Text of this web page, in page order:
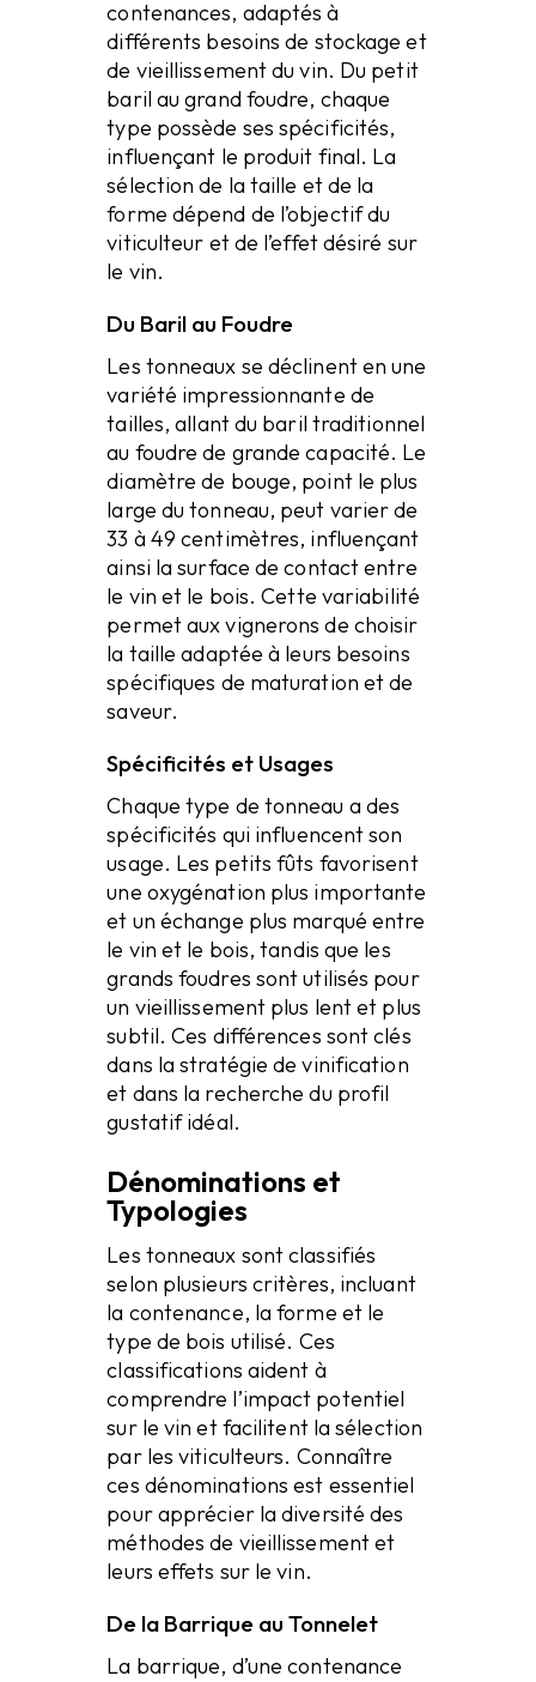
contenances, adaptés à
différents besoins de stockage et
de vieillissement du vin. Du petit
baril au grand foudre, chaque
type possède ses spécificités,
influençant le produit final. La
sélection de la taille et de la
forme dépend de l’objectif du
viticulteur et de l’effet désiré sur
le vin.
Du Baril au Foudre
Les tonneaux se déclinent en une
variété impressionnante de
tailles, allant du baril traditionnel
au foudre de grande capacité. Le
diamètre de bouge, point le plus
large du tonneau, peut varier de
33 à 49 centimètres, influençant
ainsi la surface de contact entre
le vin et le bois. Cette variabilité
permet aux vignerons de choisir
la taille adaptée à leurs besoins
spécifiques de maturation et de
saveur.
Spécificités et Usages
Chaque type de tonneau a des
spécificités qui influencent son
usage. Les petits fûts favorisent
une oxygénation plus importante
et un échange plus marqué entre
le vin et le bois, tandis que les
grands foudres sont utilisés pour
un vieillissement plus lent et plus
subtil. Ces différences sont clés
dans la stratégie de vinification
et dans la recherche du profil
gustatif idéal.
Dénominations et
Typologies
Les tonneaux sont classifiés
selon plusieurs critères, incluant
la contenance, la forme et le
type de bois utilisé. Ces
classifications aident à
comprendre l’impact potentiel
sur le vin et facilitent la sélection
par les viticulteurs. Connaître
ces dénominations est essentiel
pour apprécier la diversité des
méthodes de vieillissement et
leurs effets sur le vin.
De la Barrique au Tonnelet
La barrique, d’une contenance